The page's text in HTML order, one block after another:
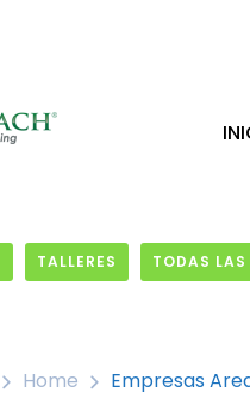
TALLERES TODAS
Home Empresas